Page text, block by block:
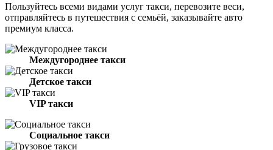
Пользуйтесь всеми видами услуг такси, перевозите веси,
отправляйтесь в путешествия с семьёй, заказывайте авто
премиум класса.
Междугороднее такси
Детское такси
VIP такси
Социальное такси